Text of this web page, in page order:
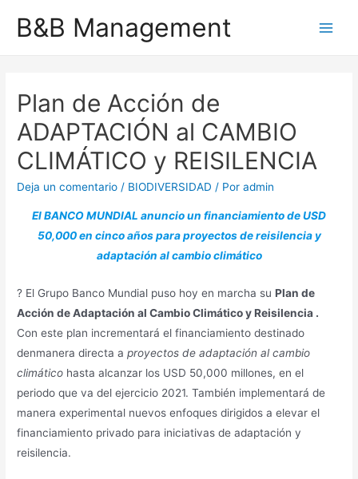
B&B Management
Plan de Acción de
ADAPTACIÓN al CAMBIO
CLIMÁTICO y REISILENCIA
Deja un comentario / BIODIVERSIDAD / Poradmin
El BANCO MUNDIAL anuncio un financiamiento de USD
50,000 en cinco años para proyectos de reisilencia y
adaptación al cambio climático
? El Grupo Banco Mundial puso hoy en marcha suPlan de
Acción de Adaptación al Cambio Climático y Reisilencia .
Con este plan incrementará el financiamiento destinado
denmanera directa aproyectos de adaptación al cambio
climático hasta alcanzar los USD 50,000 millones, en el
periodo que va del ejercicio 2021. También implementará de
manera experimental nuevos enfoques dirigidos a elevar el
financiamiento privado para iniciativas de adaptación y
reisilencia.